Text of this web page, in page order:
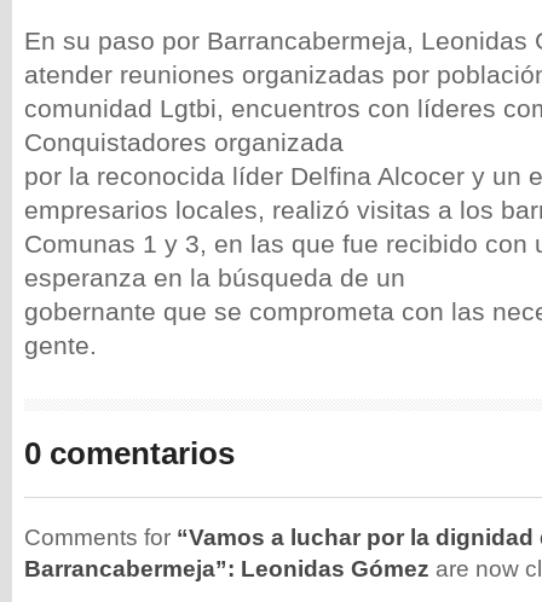
En su paso por Barrancabermeja, Leonidas
atender reuniones organizadas por
comunidad Lgtbi, encuentros con líderes
Conquistadores organizada
por la reconocida líder Delfina Alcocer y un
empresarios locales, realizó visitas a los
Comunas 1 y 3, en las que fue recibido con
esperanza en la búsqueda de un
gobernante que se comprometa con las
gente.
0 comentarios
Comments for “Vamos a luchar por la dignidad
Barrancabermeja”: Leonidas Gómez are now